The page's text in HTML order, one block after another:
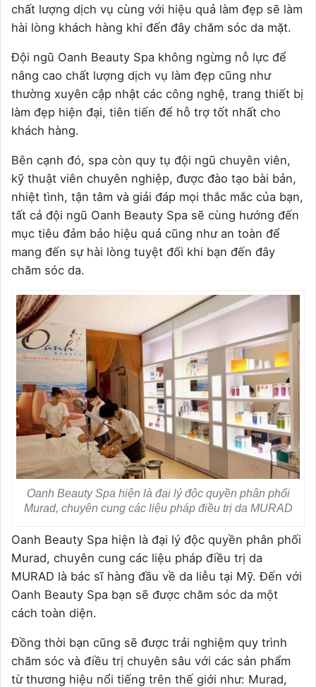
chất lượng dịch vụ cùng với hiệu quả làm đẹp sẽ làm
hài lòng khách hàng khi đến đây chăm sóc da mặt.
Đội ngũ Oanh Beauty Spa không ngừng nỗ lực để
nâng cao chất lượng dịch vụ làm đẹp cũng như
thường xuyên cập nhật các công nghệ, trang thiết bị
làm đẹp hiện đại, tiên tiến để hỗ trợ tốt nhất cho
khách hàng.
Bên cạnh đó, spa còn quy tụ đội ngũ chuyên viên,
kỹ thuật viên chuyên nghiệp, được đào tạo bài bản,
nhiệt tình, tận tâm và giải đáp mọi thắc mắc của bạn,
tất cả đội ngũ Oanh Beauty Spa sẽ cùng hướng đến
mục tiêu đảm bảo hiệu quả cũng như an toàn để
mang đến sự hài lòng tuyệt đối khi bạn đến đây
chăm sóc da.
Oanh Beauty Spa hiện là đại lý độc quyền phân phối
Murad, chuyên cung các liệu pháp điều trị da MURAD
Oanh Beauty Spa hiện là đại lý độc quyền phân phối
Murad, chuyên cung các liệu pháp điều trị da
MURAD là bác sĩ hàng đầu về da liễu tại Mỹ. Đến với
Oanh Beauty Spa bạn sẽ được chăm sóc da một
cách toàn diện.
Đồng thời bạn cũng sẽ được trải nghiệm quy trình
chăm sóc và điều trị chuyên sâu với các sản phẩm
từ thương hiệu nổi tiếng trên thế giới như: Murad,